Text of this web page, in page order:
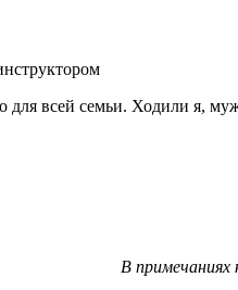
для всей семьи. Ходили я,
В